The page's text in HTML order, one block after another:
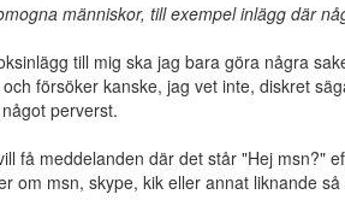
människor, till exempel inlägg där
till mig ska jag bara göra några
försöker kanske, jag vet inte, diskret
perverst.
meddelanden där det står "Hej msn?"
om msn, skype, kik eller annat liknande